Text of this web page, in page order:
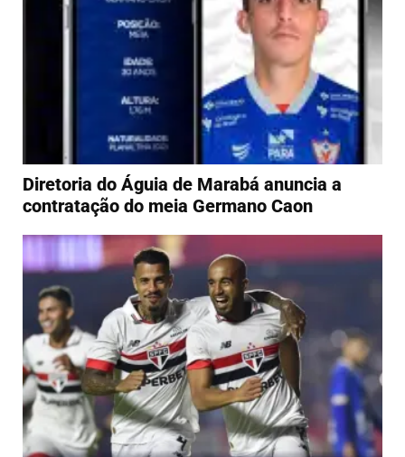
Diretoria do Águia de Marabá anuncia a
contratação do meia Germano Caon